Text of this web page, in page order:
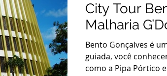
City Tour
Malharia
Bento Gonçalves é
guiada, você
como a Pipa Pórtico